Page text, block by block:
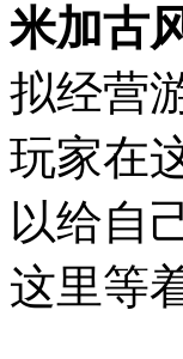
米加古
拟经营
玩家在
以给自
这里等